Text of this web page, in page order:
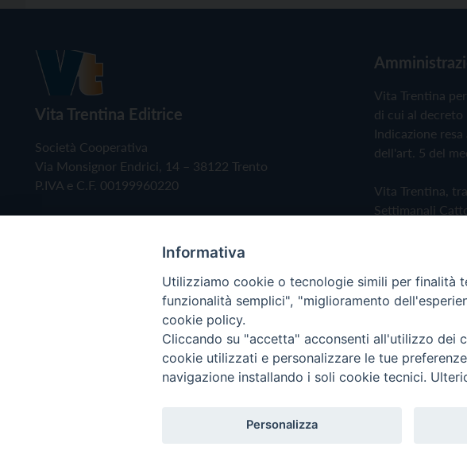
Vita Trentina Editrice
Società Cooperativa
Via Monsignor Endrici, 14 – 38122 Trento
P.IVA e C.F. 00199960220
Vita Trentina
di cui al decreto
Indicazione
dell'art. 5 del
Vita Trentina,
Settimanali
Privacy Policy
Copyright © 2019 - Tutti i diritti riservati - Vita Trentina Editrice
Informativa
Utilizziamo cookie o tecnologie simili per finalità
funzionalità semplici", "miglioramento
cookie policy.
Cliccando su "accetta" acconsenti all'utilizzo dei
cookie utilizzati e personalizzare le tue
navigazione installando i soli cookie tecnici.
Personalizza